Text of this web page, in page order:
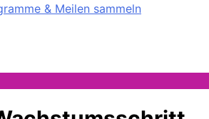
& Meilen sammeln